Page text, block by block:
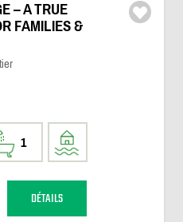
– A TRUE
FAMILIES &
1
DÉTAILS